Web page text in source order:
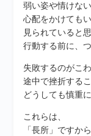
弱い姿や情けな
心配をかけても
見られていると思
行動する前に、
失敗するのがこわ
途中で挫折する
どうしても慎重
これらは、
「長所」ですから